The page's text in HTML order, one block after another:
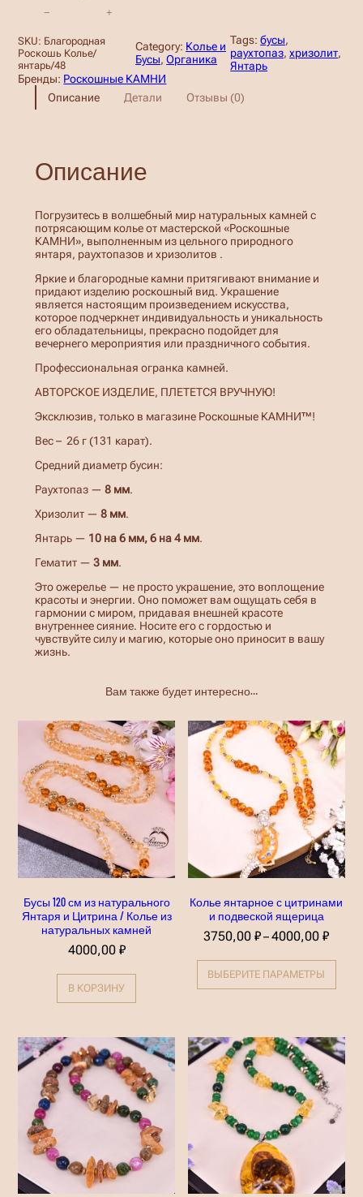
и
ч
е
с
т
а
р
о
л
ь
е
а
у
х
т
о
п
а
з
х
р
и
о
и
я
т
р
ь
/
О
ж
е
р
е
л
ь
а
р
а
л
ь
ы
х
к
а
м
е
й
− +
SKU: Благородная
Роскошь Колье/
янтарь/48
Category: Колье и
Бусы, Органика
Tags:бусы
раухтопаз, хризолит
Янтарь
Бренды: Роскошные КАМНИ
Описание
Детали Отзывы (0)
Описание
Погрузитесь в волшебный мир натуральных камней с
потрясающим колье от мастерской «Роскошные
КАМНИ», выполненным из цельного природного
янтаря, раухтопазов и хризолитов .
Яркие и благородные камни притягивают внимание и
придают изделию роскошный вид. Украшение
является настоящим произведением искусства,
которое подчеркнет индивидуальность и уникальность
его обладательницы, прекрасно подойдет для
вечернего мероприятия или праздничного события.
Профессиональная огранка камней.
АВТОРСКОЕ ИЗДЕЛИЕ, ПЛЕТЕТСЯ ВРУЧНУЮ!
Эксклюзив, только в магазине Роскошные КАМНИ™!
Вес – 26 г (131 карат).
Средний диаметр бусин:
Раухтопаз — 8 мм.
Хризолит — 8 мм.
Янтарь — 10 на 6 мм, 6 на 4 мм.
Гематит — 3 мм.
Это ожерелье — не просто украшение, это воплощение
красоты и энергии. Оно поможет вам ощущать себя в
гармонии с миром, придавая внешней красоте
внутреннее сияние. Носите его с гордостью и
чувствуйте силу и магию, которые оно приносит в вашу
жизнь.
Вам также будет интересно…
Бусы 120 см из натурального
Янтаря и Цитрина / Колье из
натуральных камней
4000,00 ₽
В КОРЗИНУ
Колье янтарное с цитринами
и подвеской ящерица
3750,00₽ – 4000,00₽Д
а
а
ц
е
н
3
7
5
₽
ВЫБЕРИТЕ ПАРАМЕТРЫ
а
р
е
т
с
о